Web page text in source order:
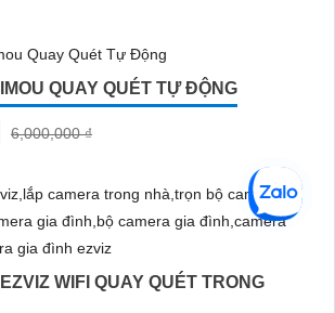
QUAY QUÉT TỰ ĐỘNG
6,000,000 ₫
WIFI QUAY QUÉT TRONG